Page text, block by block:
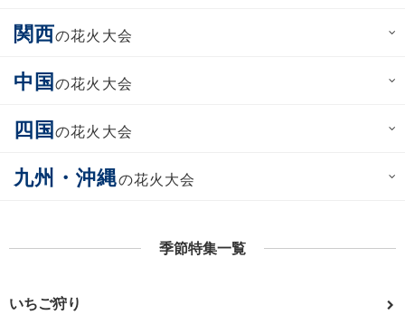
関西の花火大会
中国の花火大会
四国の花火大会
九州・沖縄の花火大会
季節特集一覧
いちご狩り